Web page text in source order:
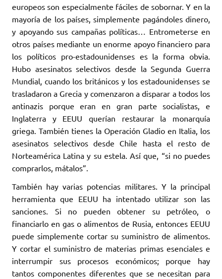
europeos son especialmente fáciles de sobornar. Y en la
mayoría de los países, simplemente pagándoles dinero,
y apoyando sus campañas políticas… Entrometerse en
otros países mediante un enorme apoyo financiero para
los políticos pro-estadounidenses es la forma obvia.
Hubo asesinatos selectivos desde la Segunda Guerra
Mundial, cuando los británicos y los estadounidenses se
trasladaron a Grecia y comenzaron a disparar a todos los
antinazis porque eran en gran parte socialistas, e
Inglaterra y EEUU querían restaurar la monarquía
griega. También tienes la Operación Gladio en Italia, los
asesinatos selectivos desde Chile hasta el resto de
Norteamérica Latina y su estela. Así que, “si no puedes
comprarlos, mátalos”.
También hay varias potencias militares. Y la principal
herramienta que EEUU ha intentado utilizar son las
sanciones. Si no pueden obtener su petróleo, o
financiarlo en gas o alimentos de Rusia, entonces EEUU
puede simplemente cortar su suministro de alimentos.
Y cortar el suministro de materias primas esenciales e
interrumpir sus procesos económicos; porque hay
tantos componentes diferentes que se necesitan para